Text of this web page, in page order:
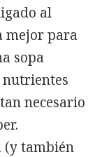
al
mejor para
sopa
necesario
(y también